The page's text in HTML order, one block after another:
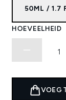
50ML / 1.7
HOEVEELHEID
VOEG